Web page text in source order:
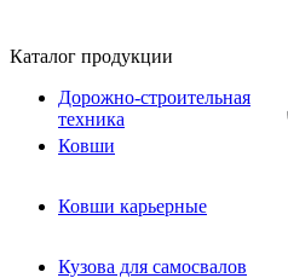
Каталог продукции
Дорожно-строительная
техника
Ковши
Ковши карьерные
Кузова для самосвалов